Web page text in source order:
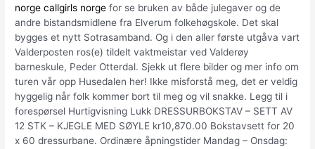
norge callgirls norge for se bruken av både julegaver og de
andre bistandsmidlene fra Elverum folkehøgskole. Det skal
bygges et nytt Sotrasamband. Og i den aller første utgåva vart
Valderposten ros(e) tildelt vaktmeistar ved Valderøy
barneskule, Peder Otterdal. Sjekk ut flere bilder og mer info om
turen vår opp Husedalen her! Ikke misforstå meg, det er veldig
hyggelig når folk kommer bort til meg og vil snakke. Legg til i
forespørsel Hurtigvisning Lukk DRESSURBOKSTAV – SETT AV
12 STK – KJEGLE MED SØYLE kr10,870.00 Bokstavsett for 20
x 60 dressurbane. Ordinære åpningstider Mandag – Onsdag: